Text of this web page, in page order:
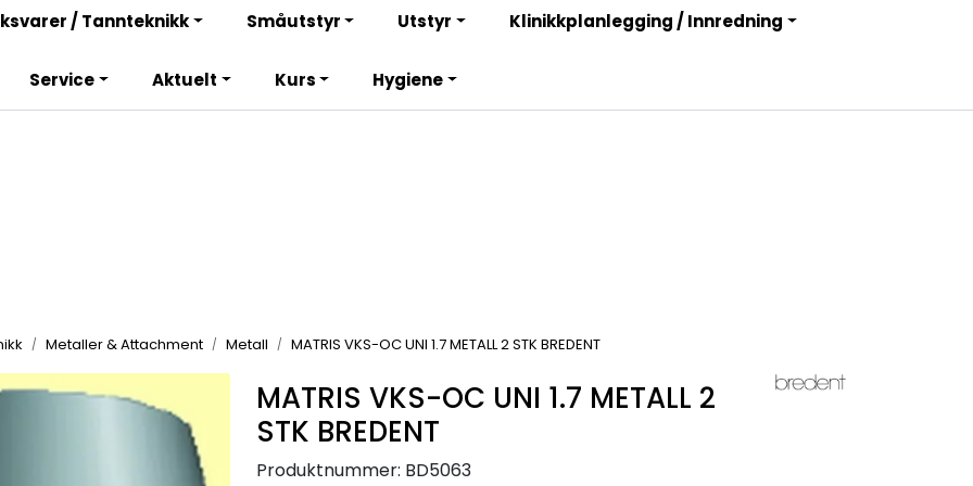
Bli totalkunde og få en rekke fordeler. Les mer!
/ Tannteknikk Småutstyr Utstyr Klinikkplanlegging / Innredning
Service Aktuelt Kurs Hygiene
Metaller & Attachment Metall MATRIS VKS-OC UNI 1.7 METALL 2 STK BREDENT
MATRIS VKS-OC UNI 1.7 METALL 2
STK BREDENT
Produktnummer: BD5063